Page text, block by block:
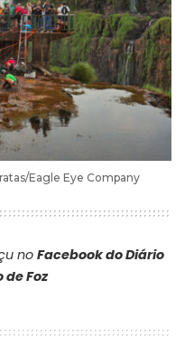
Eagle Eye Company
no Facebook do Diário
Foz